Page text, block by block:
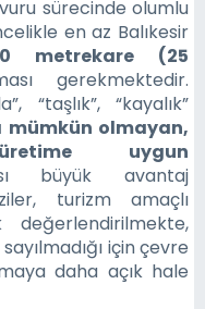
sürecinde olumlu
en az Balıkesir
metrekare (25
gerekmektedir.
“taşlık”, “kayalık”
mümkün olmayan,
uygun
büyük avantaj
turizm amaçlı
için çevre
daha açık hale